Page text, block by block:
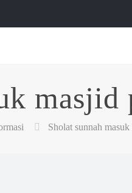
Sholat sunnah